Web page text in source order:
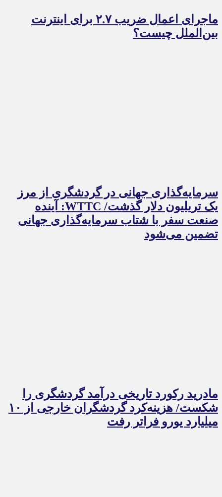
ماجرای اعمال ضریب ۲.۷ برای اینترنت
بین‌الملل چیست؟
سرمایه‌گذاری جهانی در گردشگری از مرز
یک تریلیون دلار گذشت/ WTTC: آینده
صنعت سفر با شتاب سرمایه‌گذاری جهانی
تضمین می‌شود
مادرید رکورد تاریخی درآمد گردشگری را
شکست/ هزینه‌کرد گردشگران خارجی از ۱۰
میلیارد یورو فراتر رفت